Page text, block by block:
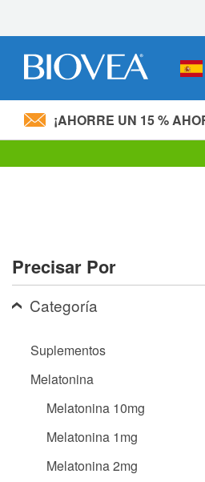
Nota:
accesibilidad.
Presione
Control-
ajustar
personas
discapacidad
¡AHORRE UN 15 %
Precisar Por
Categoría
Suplementos
Melatonina
Melatonina 10mg
Melatonina 1mg
Melatonina 2mg